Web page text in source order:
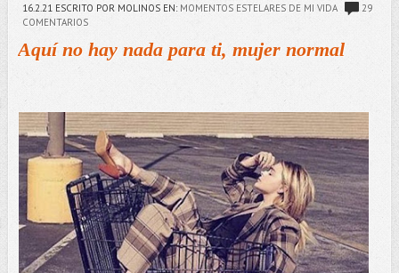
16.2.21 ESCRITO POR MOLINOS EN: MOMENTOS ESTELARES DE MI VIDA
29
COMENTARIOS
Aquí no hay nada para ti, mujer normal